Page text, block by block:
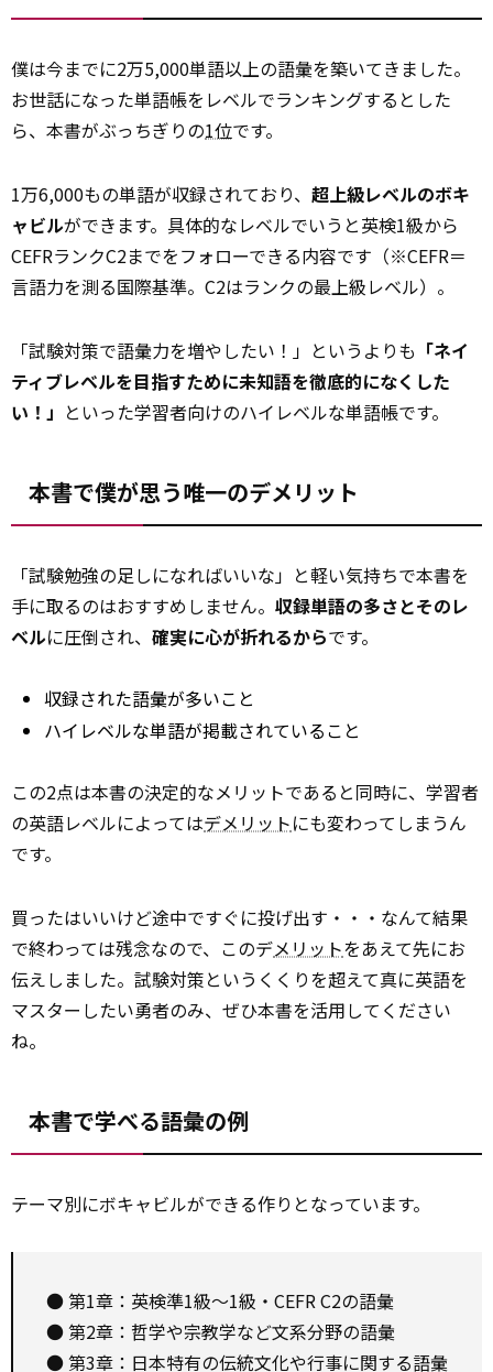
僕は今までに2万5,000単語以上の語彙を築いてきました。
お世話になった単語帳をレベルでランキングするとした
ら、本書がぶっちぎりの1位です。
1万6,000もの単語が収録されており、 超上級レベルのボキ
ャビルができます。具体的なレベルでいうと英検1級から
CEFRランクC2までをフォローできる内容です（※CEFR＝
言語力を測る国際基準。C2はランクの最上級レベル）。
「試験対策で語彙力を増やしたい！」というよりも 「ネイ
ティブレベルを目指すために未知語を徹底的になくした
い！」 といった学習者向けのハイレベルな単語帳です。
本書で僕が思う唯一のデメリット
「試験勉強の足しになればいいな」と軽い気持ちで本書を
手に取るのはおすすめしません。 収録単語の多さとそのレ
ベルに圧倒され、 確実に心が折れるからです。
収録された語彙が多いこと
ハイレベルな単語が掲載されていること
この2点は本書の決定的なメリットであると同時に、学習者
の英語レベルによってはデメリットにも変わってしまうん
です。
買ったはいいけど途中ですぐに投げ出す・・・なんて結果
で終わっては残念なので、このデメリットをあえて先にお
伝えしました。試験対策というくくりを超えて真に英語を
マスターしたい勇者のみ、ぜひ本書を活用してください
ね。
本書で学べる語彙の例
テーマ別にボキャビルができる作りとなっています。
● 第1章：英検準1級〜1級・CEFR C2の語彙
● 第2章：哲学や宗教学など文系分野の語彙
● 第3章：日本特有の伝統文化や行事に関する語彙